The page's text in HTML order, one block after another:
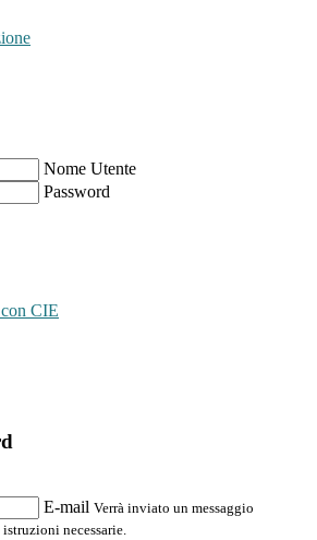
Nome Utente
Password
CIE
E-mail Verrà inviato un messaggio
necessarie.